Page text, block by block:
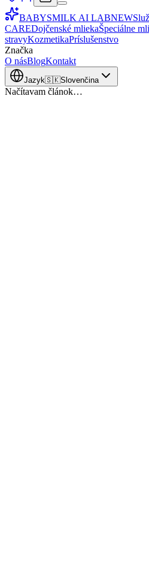
BABYSMILK AI LABNEW
CAREDojčenské mliekaŠpeciálne
stravyKozmetikaPríslušenstvo
Značka
O násBlogKontakt
Jazyk🇸🇰Slovenčina
Načítavam článok…